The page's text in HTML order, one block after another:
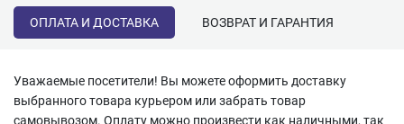
ОПЛАТА И ДОСТАВКА ВОЗВРАТ И ГАРАНТИЯ
Уважаемые посетители! Вы можете оформить доставку
выбранного товара курьером или забрать товар
самовывозом. Оплату можно произвести как наличными, так